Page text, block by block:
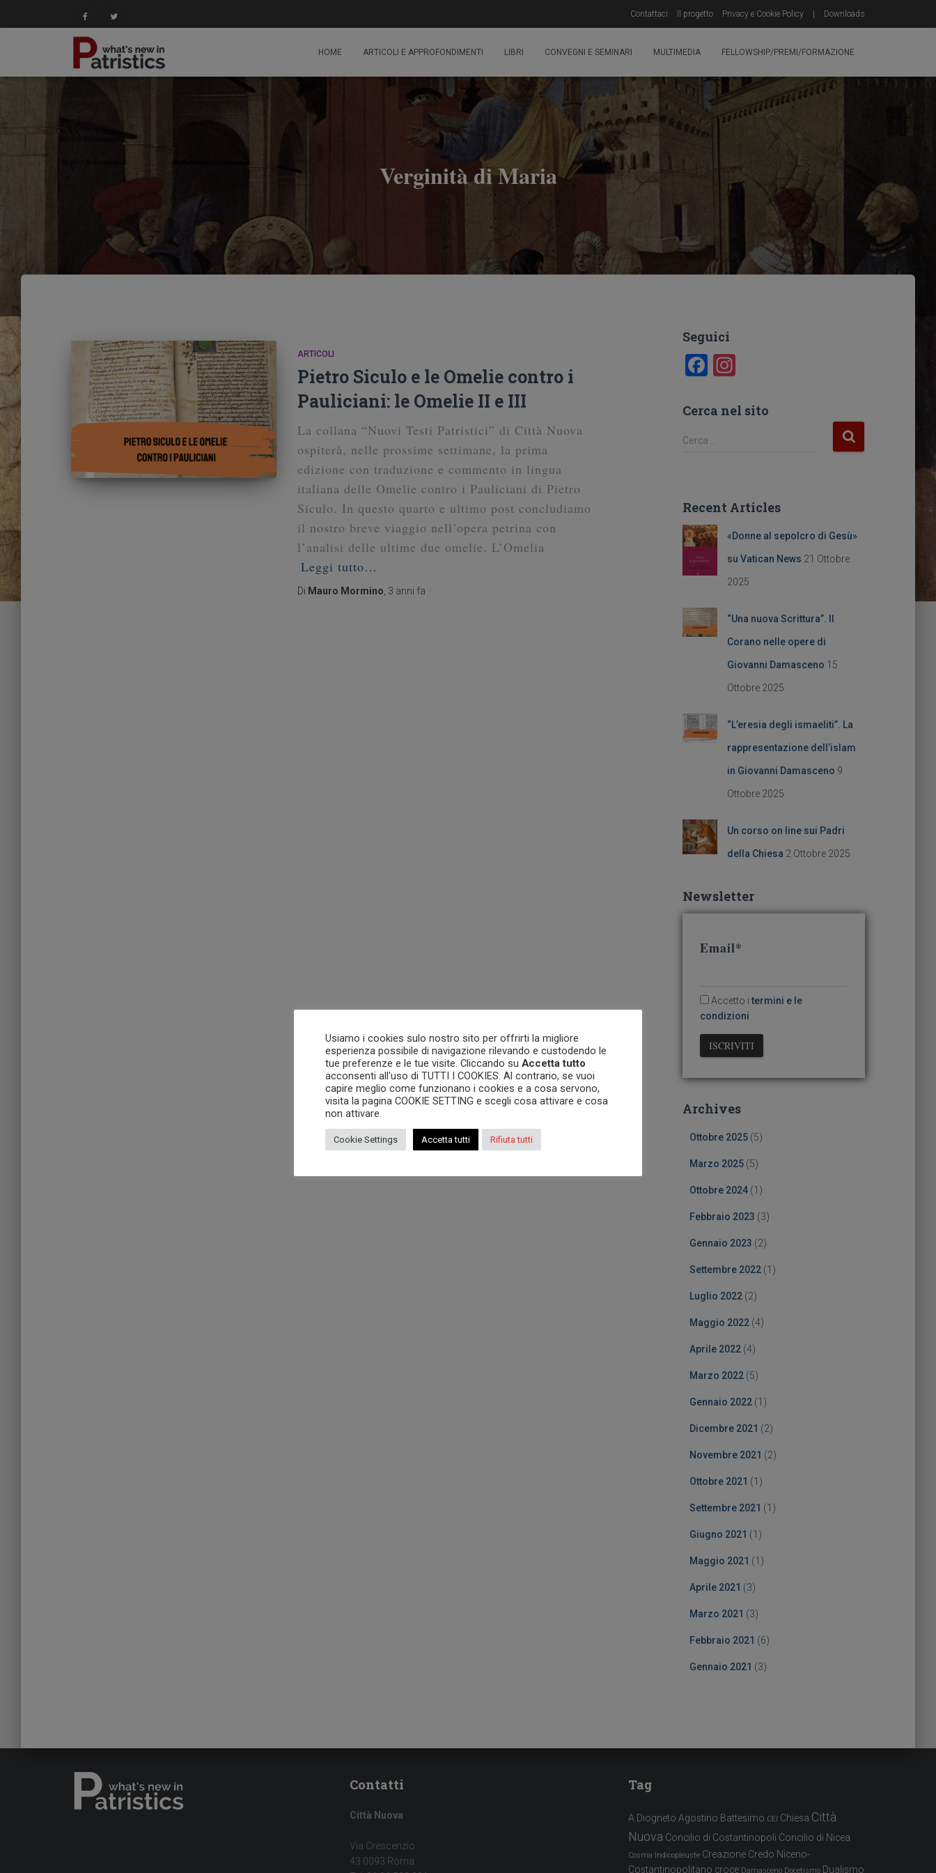
Contattaci Il progetto Privacy e Cookie Policy Downloads
HOME ARTICOLI E APPROFONDIMENTI LIBRI CONVEGNI E SEMINARI MULTIMEDIA FELLOWSHIP/PREMI/FORMAZIONE
Verginità di Maria
ARTICOLI
Pietro Siculo e le Omelie contro i
Pauliciani: le Omelie II e III
La collana “Nuovi Testi Patristici” di Città Nuova
ospiterà, nelle prossime settimane, la prima
edizione con traduzione e commento in lingua
italiana delle Omelie contro i Pauliciani di Pietro
Siculo. In questo quarto e ultimo post concludiamo
il nostro breve viaggio nell’opera petrina con
l’analisi delle ultime due omelie. L’Omelia
Leggi tutto…
Di Mauro Mormino 3 anni fa
Seguici
F
c
e
o
k
In
a
Cerca nel sito
R
c
a
p
Cerca …
Recent Articles
«Donne al sepolcro di Gesù»
su Vatican News 21 Ottobre
2025
“Una nuova Scrittura”. Il
Corano nelle opere di
Giovanni Damasceno 15
Ottobre 2025
“L’eresia degli ismaeliti”. La
rappresentazione dell’islam
in Giovanni Damasceno 9
Ottobre 2025
Un corso on line sui Padri
della Chiesa 2 Ottobre 2025
Newsletter
Email*
Accetto i termini e le
condizioni
Archives
Ottobre 2025(5)
Marzo 2025(5)
Ottobre 2024(1)
Febbraio 2023 (3)
Gennaio 2023 (2)
Settembre 2022(1)
Luglio 2022(2)
Maggio 2022(4)
Aprile 2022(4)
Marzo 2022(5)
Gennaio 2022(1)
Dicembre 2021 (2)
Novembre 2021 (2)
Ottobre 2021 (1)
Settembre 2021 (1)
Giugno 2021 (1)
Maggio 2021 (1)
Aprile 2021 (3)
Marzo 2021 (3)
Febbraio 2021 (6)
Gennaio 2021 (3)
Contatti
Città Nuova
Via Crescenzio
43 0093 Roma
Tag
A Diogneto Agostino Battesimo CEI Chiesa Città
Nuova Concilio di Costantinopoli Concilio di Nicea
Cosma Indicopleuste Creazione Credo Niceno-
Costantinopolitano croce Damasceno Docetismo Dualismo
Usiamo i cookies sulo nostro sito per offrirti la migliore
esperienza possibile di navigazione rilevando e custodendo le
tue preferenze e le tue visite. Cliccando su Accetta tutto
acconsenti all'uso di TUTTI I COOKIES. Al contrario, se vuoi
capire meglio come funzionano i cookies e a cosa servono,
visita la pagina COOKIE SETTING e scegli cosa attivare e cosa
non attivare.
Cookie Settings Accetta tutti Rifiuta tutti